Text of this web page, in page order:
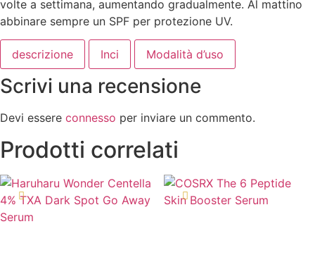
volte a settimana, aumentando gradualmente. Al mattino
abbinare sempre un SPF per protezione UV.
descrizione Inci Modalità d’uso
Scrivi una recensione
Devi essere connesso per inviare un commento.
Prodotti correlati